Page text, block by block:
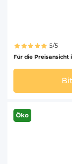
5/5
Für die
Öko